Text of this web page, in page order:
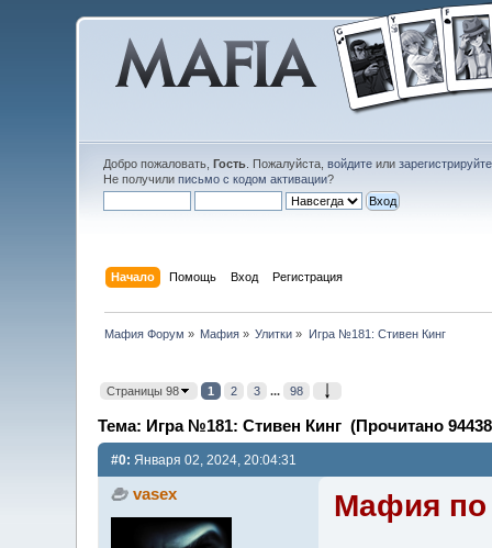
Добро пожаловать, Гость. Пожалуйста, войдитеили
Не получили письмо с кодом активации?
Начало Помощь Вход Регистрация
Мафия Форум » Мафия » Улитки » Игра №181: Стивен Кинг
Страницы 98 1 2 3 ... 98
Тема: Игра №181: Стивен Кинг (Прочитано 94438
#0: Января 02, 2024, 20:04:31
vasex Мафия по